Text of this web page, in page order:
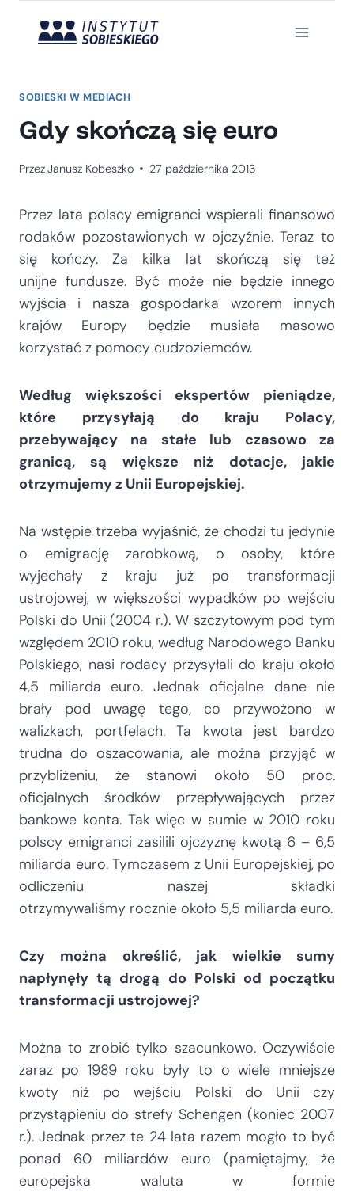
SOBIESKI W MEDIACH
Gdy skończą się euro
PrzezJanusz Kobeszko 27 października 2013
Przez lata polscy emigranci wspierali finansowo
rodaków pozostawionych w ojczyźnie. Teraz to
się kończy. Za kilka lat skończą się też
unijne fundusze. Być może nie będzie innego
wyjścia i nasza gospodarka wzorem innych
krajów Europy będzie musiała masowo
korzystać z pomocy cudzoziemców.
Według większości ekspertów pieniądze,
które przysyłają do kraju Polacy,
przebywający na stałe lub czasowo za
granicą, są większe niż dotacje, jakie
otrzymujemy z Unii Europejskiej.
Na wstępie trzeba wyjaśnić, że chodzi tu jedynie
o emigrację zarobkową, o osoby, które
wyjechały z kraju już po transformacji
ustrojowej, w większości wypadków po wejściu
Polski do Unii (2004 r.). W szczytowym pod tym
względem 2010 roku, według Narodowego Banku
Polskiego, nasi rodacy przysyłali do kraju około
4,5 miliarda euro. Jednak oficjalne dane nie
brały pod uwagę tego, co przywożono w
walizkach, portfelach. Ta kwota jest bardzo
trudna do oszacowania, ale można przyjąć w
przybliżeniu, że stanowi około 50 proc.
oficjalnych środków przepływających przez
bankowe konta. Tak więc w sumie w 2010 roku
polscy emigranci zasilili ojczyznę kwotą 6 – 6,5
miliarda euro. Tymczasem z Unii Europejskiej, po
odliczeniu naszej składki
otrzymywaliśmy rocznie około 5,5 miliarda euro.
Czy można określić, jak wielkie sumy
napłynęły tą drogą do Polski od początku
transformacji ustrojowej?
Można to zrobić tylko szacunkowo. Oczywiście
zaraz po 1989 roku były to o wiele mniejsze
kwoty niż po wejściu Polski do Unii czy
przystąpieniu do strefy Schengen (koniec 2007
r.). Jednak przez te 24 lata razem mogło to być
ponad 60 miliardów euro (pamiętajmy, że
europejska waluta w formie